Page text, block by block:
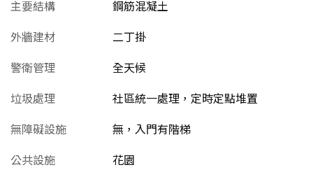
主要結構
鋼筋混凝土
外牆建材
二丁掛
警衛管理
全天候
垃圾處理
社區統一處理，定時定點堆置
無障礙設施
無，入門有階梯
公共設施
花園